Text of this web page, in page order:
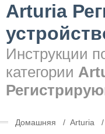
Arturia
Инструкции
категории
Домашняя Arturia